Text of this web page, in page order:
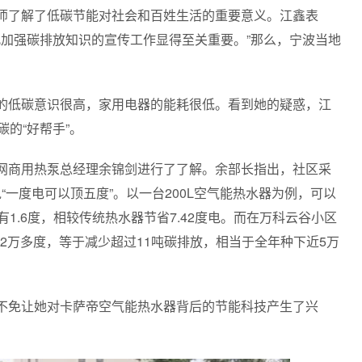
解了低碳节能对社会和百姓生活的重要意义。江鑫表
强碳排放知识的宣传工作显得至关重要。”那么，宁波当地
碳意识很高，家用电器的能耗很低。看到她的疑惑，江
“好帮手”。
用热泵总经理余锦剑进行了了解。余部长指出，社区采
度电可以顶五度”。以一台200L空气能热水器为例，可以
度，相较传统热水器节省7.42度电。而在万科云谷小区
多度，等于减少超过11吨碳排放，相当于全年种下近5万
让她对卡萨帝空气能热水器背后的节能科技产生了兴